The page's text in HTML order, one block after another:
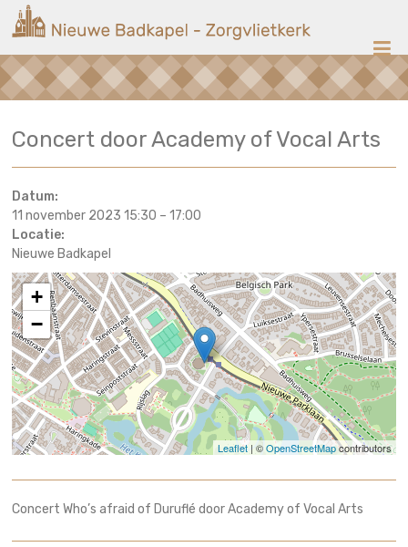
naar
inhoud
Nieuwe
Badkapel
op
Concert door Academy of Vocal Arts
Datum:
11 november 2023 15:30 –17:00
Locatie:
Nieuwe Badkapel
+
−
Leaflet| ©OpenStreetMapcontributors
Concert Who’s afraid of Duruflé door Academy of Vocal Arts